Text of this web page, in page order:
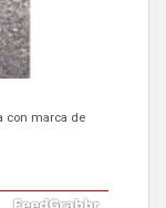
con marca de